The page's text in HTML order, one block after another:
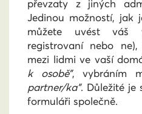
převzaty z jiných
Jedinou možností, jak
můžete uvést
registrovaní nebo
mezi lidmi ve vaší
k osobě”, vybráním
partner/ka”. Důležité je
formuláři společně.